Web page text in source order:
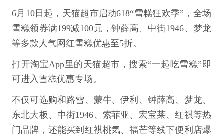
6月10日起，天猫超市启动618“雪糕狂欢季”，全场
雪糕领券满199减100元，钟薛高、中街1946、梦龙
等多款人气网红雪糕优惠至5折。
打开淘宝App里的天猫超市，搜索“一起吃雪糕”即
可进入雪糕优惠专场。
不仅可选购和路雪、蒙牛、伊利、钟薛高、梦龙、
东北大板、中街1946、索菲亚、宏宝莱、红祺等热
门品牌，还能买到红祺桃気、福芒等线下便利店爆